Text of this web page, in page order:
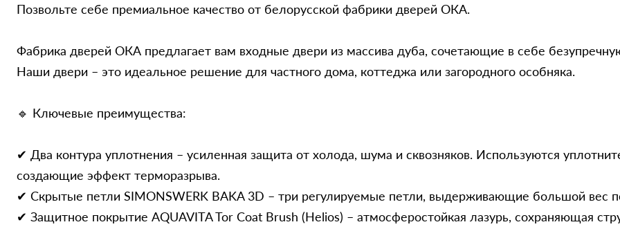
Позвольте себе премиальное качество от белорусской фабрики дверей ОКА.
Фабрика дверей ОКА предлагает вам входные двери из массива дуба, сочетающие в себе
Наши двери – это идеальное решение для частного дома, коттеджа или загородного особняка.
🔹 Ключевые преимущества:
✔ Два контура уплотнения – усиленная защита от холода, шума и сквозняков. Используются
создающие эффект терморазрыва.
✔ Скрытые петли SIMONSWERK BAKA 3D – три регулируемые петли, выдерживающие большой вес
✔ Защитное покрытие AQUAVITA Tor Coat Brush (Helios) – атмосферостойкая лазурь, сохраняющая